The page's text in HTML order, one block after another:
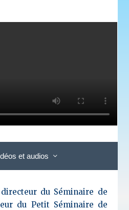
et audios
du Séminaire de
du Petit Séminaire de